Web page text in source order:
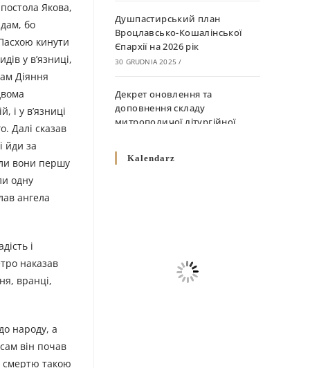
Якова,
бо
кинути
у в’язниці,
Діяння
і у в’язниці
Далі сказав
йди за
вони першу
одну
ангела
і
наказав
вранці,
народу, а
він почав
смертю такою
Душпастирський план
Вроцлавсько-Кошалінської
Єпархії на 2026 рік
30 GRUDNIA 2025 /
Декрет оновлення та
доповнення складу
митрополичої літургійної
10 GRUDNIA 2025
Декрет про відзначення
Великодня і всіх рухомих
Kalendarz